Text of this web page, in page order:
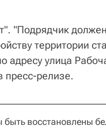
"Подрядчик
территории
адресу улица
пресс-релизе.
быть восстановлены